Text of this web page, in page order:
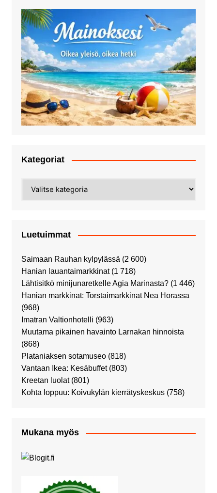
Kategoriat
Luetuimmat
Saimaan Rauhan kylpylässä (2 600)
Hanian lauantaimarkkinat (1 718)
Lähtisitkö minijunaretkelle Agia Marinasta? (1 446)
Hanian markkinat: Torstaimarkkinat Nea Horassa
(968)
Imatran Valtionhotelli (963)
Muutama pikainen havainto Larnakan hinnoista
(868)
Plataniaksen sotamuseo (818)
Vantaan Ikea: Kesäbuffet (803)
Kreetan luolat (801)
Kohta loppuu: Koivukylän kierrätyskeskus (758)
Mukana myös